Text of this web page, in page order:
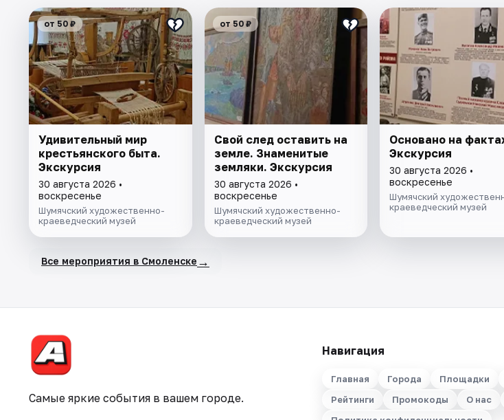
от 50 ₽
Удивительный мир
крестьянского быта.
Экскурсия
30 августа 2026 •
воскресенье
Шумячский художественно-
краеведческий музей
от 50 ₽
Свой след оставить на
земле. Знаменитые
земляки. Экскурсия
30 августа 2026 •
воскресенье
Шумячский художественно-
краеведческий музей
Основано на
Экскурсия
30 августа 2026 •
воскресенье
Шумячский
краеведческий музей
Все мероприятия в Смоленске →
Самые яркие события в вашем городе.
Навигация
Главная Города Площадки
Рейтинги
Промокоды О нас